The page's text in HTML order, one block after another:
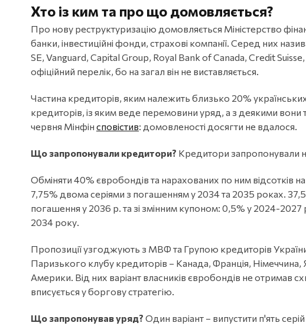
Хто із ким та про що домовляється?
Про нову реструктуризацію домовляється Міністерство
банки, інвестиційні фонди, страхові компанії. Серед них
SE, Vanguard, Capital Group, Royal Bank of Canada, Credit
офіційний перелік, бо на загал він не виставляється.
Частина кредиторів, яким належить близько 20%
кредиторів, із яким веде перемовини уряд, а з деякими
червня Мінфін сповістив: домовленості досягти не вдалося.
Що запропонували кредитори? Кредитори запропонували
Обміняти 40% євробондів та нарахованих по ним відсотків
7,75% двома серіями з погашенням у 2034 та 2035 роках.
погашення у 2036 р. та зі змінним купоном: 0,5% у 2024-
2034 року.
Пропозиції узгоджують з МВФ та Групою кредиторів
Паризького клубу кредиторів – Канада, Франція, Німеччина,
Америки. Від них варіант власників євробондів не отримав
вписується у боргову стратегію.
Що запропонував уряд? Один варіант – випустити п'ять